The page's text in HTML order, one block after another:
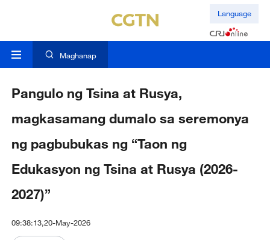
Language
Maghanap
Pangulo ng Tsina at Rusya,
magkasamang dumalo sa seremonya
ng pagbubukas ng “Taon ng
Edukasyon ng Tsina at Rusya (2026-
2027)”
09:38:13,20-May-2026